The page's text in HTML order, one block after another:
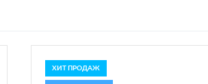
ХИТ ПРОДАЖ